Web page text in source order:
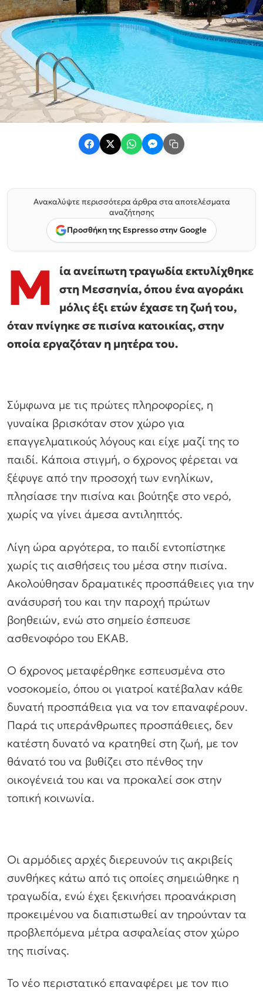
Ανακαλύψτε περισσότερα άρθρα στα αποτελέσματα
αναζήτησης
Προσθήκη της Espresso στην Google
Μ
ία ανείπωτη τραγωδία εκτυλίχθηκε
στη Μεσσηνία, όπου ένα αγοράκι
μόλις έξι ετών έχασε τη ζωή του,
όταν πνίγηκε σε πισίνα κατοικίας, στην
οποία εργαζόταν η μητέρα του.
Σύμφωνα με τις πρώτες πληροφορίες, η
γυναίκα βρισκόταν στον χώρο για
επαγγελματικούς λόγους και είχε μαζί της το
παιδί. Κάποια στιγμή, ο 6χρονος φέρεται να
ξέφυγε από την προσοχή των ενηλίκων,
πλησίασε την πισίνα και βούτηξε στο νερό,
χωρίς να γίνει άμεσα αντιληπτός.
Λίγη ώρα αργότερα, το παιδί εντοπίστηκε
χωρίς τις αισθήσεις του μέσα στην πισίνα.
Ακολούθησαν δραματικές προσπάθειες για την
ανάσυρσή του και την παροχή πρώτων
βοηθειών, ενώ στο σημείο έσπευσε
ασθενοφόρο του ΕΚΑΒ.
Ο 6χρονος μεταφέρθηκε εσπευσμένα στο
νοσοκομείο, όπου οι γιατροί κατέβαλαν κάθε
δυνατή προσπάθεια για να τον επαναφέρουν.
Παρά τις υπεράνθρωπες προσπάθειες, δεν
κατέστη δυνατό να κρατηθεί στη ζωή, με τον
θάνατό του να βυθίζει στο πένθος την
οικογένειά του και να προκαλεί σοκ στην
τοπική κοινωνία.
Οι αρμόδιες αρχές διερευνούν τις ακριβείς
συνθήκες κάτω από τις οποίες σημειώθηκε η
τραγωδία, ενώ έχει ξεκινήσει προανάκριση
προκειμένου να διαπιστωθεί αν τηρούνταν τα
προβλεπόμενα μέτρα ασφαλείας στον χώρο
της πισίνας.
Το νέο περιστατικό επαναφέρει με τον πιο